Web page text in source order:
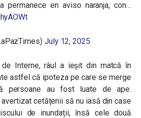
permanece en aviso naranja, con…
July 12, 2025
de Interne, râul a ieșit din matcă în
astfel că ipoteza pe care se merge
persoane au fost luate de ape.
cetățenii să nu iasă din case
de inundații, însă cele două